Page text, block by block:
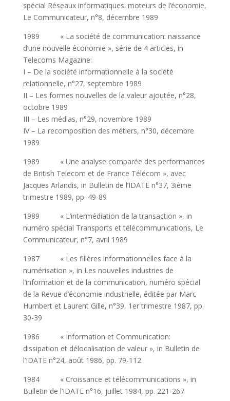
spécial Réseaux informatiques: moteurs de l’économie,
Le Communicateur, n°8, décembre 1989
1989 « La société de communication: naissance
d’une nouvelle économie », série de 4 articles, in
Telecoms Magazine:
I – De la société informationnelle à la société
relationnelle, n°27, septembre 1989
II – Les formes nouvelles de la valeur ajoutée, n°28,
octobre 1989
III – Les médias, n°29, novembre 1989
IV – La recomposition des métiers, n°30, décembre
1989
1989 « Une analyse comparée des performances
de British Telecom et de France Télécom », avec
Jacques Arlandis, in Bulletin de l’IDATE n°37, 3ième
trimestre 1989, pp. 49-89
1989 « L’intermédiation de la transaction », in
numéro spécial Transports et télécommunications, Le
Communicateur, n°7, avril 1989
1987 « Les filières informationnelles face à la
numérisation », in Les nouvelles industries de
l’information et de la communication, numéro spécial
de la Revue d’économie industrielle, éditée par Marc
Humbert et Laurent Gille, n°39, 1er trimestre 1987, pp.
30-39
1986 « Information et Communication:
dissipation et délocalisation de valeur », in Bulletin de
l’IDATE n°24, août 1986, pp. 79-112
1984 « Croissance et télécommunications », in
Bulletin de l’IDATE n°16, juillet 1984, pp. 221-267